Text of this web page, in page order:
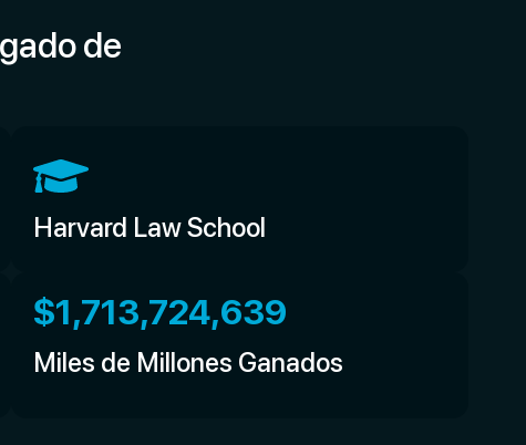
de
Harvard Law School
Miles de Millones Ganados
$1,713,724,639